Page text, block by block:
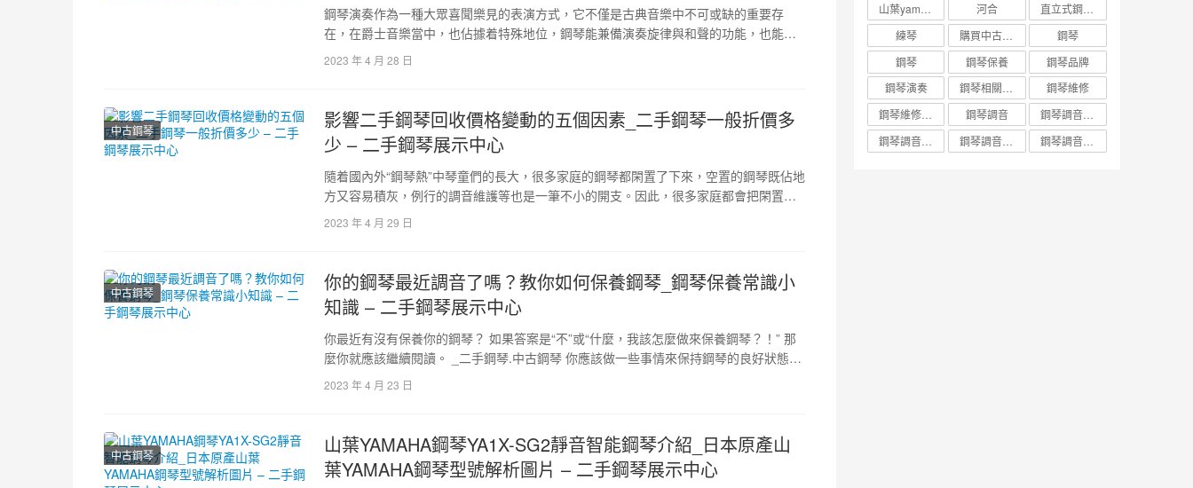
鋼琴演奏作為一種大眾喜聞樂見的表演方式，它不僅是古典音樂中不可或缺的重要存
在，在爵士音樂當中，也佔據着特殊地位，鋼琴能兼備演奏旋律與和聲的功能，也能將
爵士音樂的隨性、自由等多樣化特…
2023 年 4 月 28 日
中古鋼琴
影響二手鋼琴回收價格變動的五個因素_二手鋼琴一般折價多
少 – 二手鋼琴展示中心
隨着國內外“鋼琴熱”中琴童們的長大，很多家庭的鋼琴都閑置了下來，空置的鋼琴既佔地
方又容易積灰，例行的調音維護等也是一筆不小的開支。因此，很多家庭都會把閑置鋼
琴出售，這樣形成了規模巨…
2023 年 4 月 29 日
中古鋼琴
你的鋼琴最近調音了嗎？教你如何保養鋼琴_鋼琴保養常識小
知識 – 二手鋼琴展示中心
你最近有沒有保養你的鋼琴？ 如果答案是“不”或“什麼，我該怎麼做來保養鋼琴？！” 那
麼你就應該繼續閱讀。 _二手鋼琴.中古鋼琴 你應該做一些事情來保持鋼琴的良好狀態。
通讀下面的列表…
2023 年 4 月 23 日
中古鋼琴
山葉YAMAHA鋼琴YA1X-SG2靜音智能鋼琴介紹_日本原產山
葉YAMAHA鋼琴型號解析圖片 – 二手鋼琴展示中心
河合
練琴
鋼琴
鋼琴
鋼琴保養
鋼琴品牌
鋼琴演奏
鋼琴維修
鋼琴調音